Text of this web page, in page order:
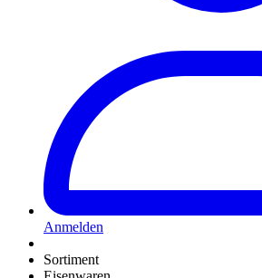
Anmelden
Sortiment